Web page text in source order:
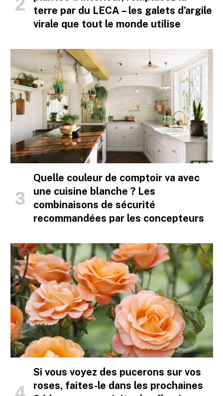
terre par du LECA – les galets d’argile
virale que tout le monde utilise
Quelle couleur de comptoir va avec
une cuisine blanche ? Les
combinaisons de sécurité
recommandées par les concepteurs
Si vous voyez des pucerons sur vos
roses, faites-le dans les prochaines